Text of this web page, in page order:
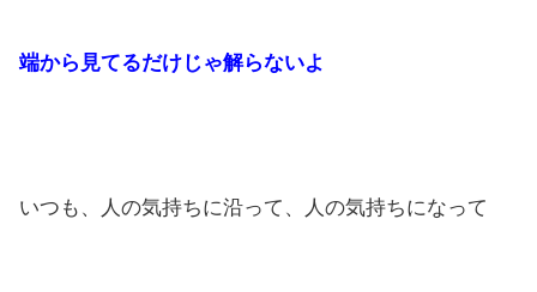
端から見てるだけじゃ解らないよ
いつも、人の気持ちに沿って、人の気持ちになって